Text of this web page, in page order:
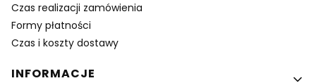
Czas realizacji zamówienia
Formy płatności
Czas i koszty dostawy
INFORMACJE